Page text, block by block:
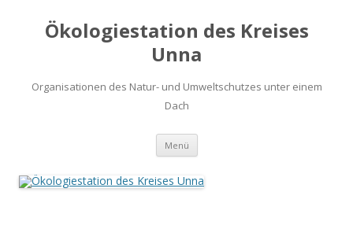
Ökologiestation des Kreises
Unna
Organisationen des Natur- und Umweltschutzes unter einem
Dach
Menü Zum
springen